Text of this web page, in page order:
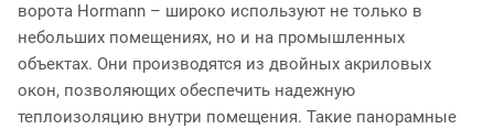
ворота Hormann – широко используют не только в
небольших помещениях, но и на промышленных
объектах. Они производятся из двойных акриловых
окон, позволяющих обеспечить надежную
теплоизоляцию внутри помещения. Такие панорамные